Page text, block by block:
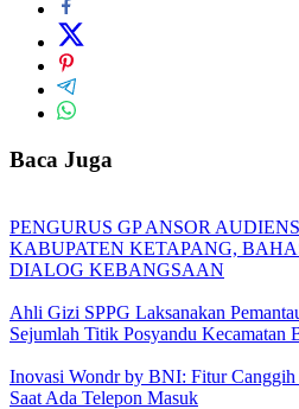
Baca Juga
PENGURUS GP ANSOR
KABUPATEN KETAPANG,
DIALOG KEBANGSAAN
Ahli Gizi SPPG Laksanakan
Sejumlah Titik Posyandu Kecamatan
Inovasi Wondr by BNI: Fitur
Saat Ada Telepon Masuk